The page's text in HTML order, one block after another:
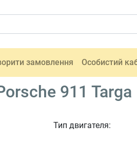
замовлення Особистий
911 Targa
Тип двигателя: